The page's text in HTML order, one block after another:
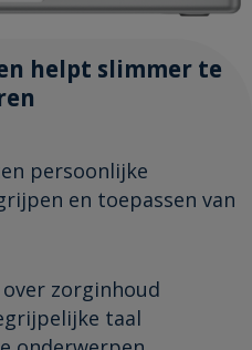
helpt slimmer te
persoonlijke
en toepassen van
zorginhoud
taal